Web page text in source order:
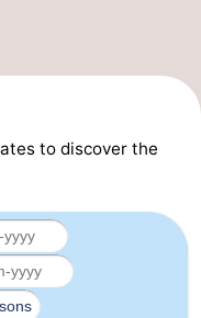
to discover the